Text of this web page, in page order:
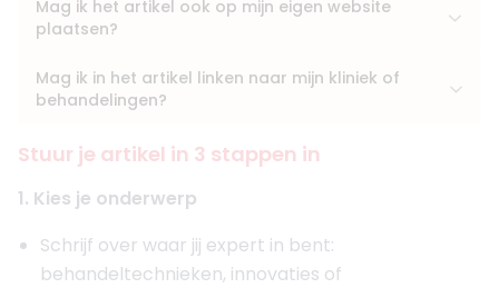
Mag ik het artikel ook op mijn eigen website
plaatsen?
Mag ik in het artikel linken naar mijn kliniek of
behandelingen?
Stuur je artikel in 3 stappen in
1. Kies je onderwerp
Schrijf over waar jij expert in bent:
behandeltechnieken, innovaties of